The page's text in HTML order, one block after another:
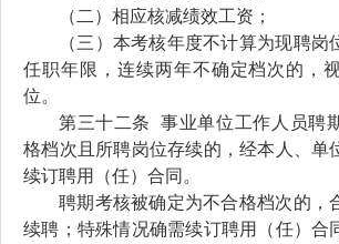
（二）相应核减绩效工资；
（三）本考核年度不计算为现聘岗
任职年限 ，连续两年不确定档次的，
位。
第三十二条
事业单位工作人员聘
格档次且所聘岗位存续的， 经本人 单
续订聘用（任）合同 。
聘期考核被确定为不合格档次的，
续聘；特殊情况确需续订聘用（任）合